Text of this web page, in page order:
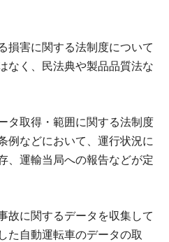
損害に関する法制度について
なく、民法典や製品品質法な
タ取得・範囲に関する法制度
例などにおいて、運行状況に
、運輸当局への報告などが定
故に関するデータを収集して
た自動運転車のデータの取